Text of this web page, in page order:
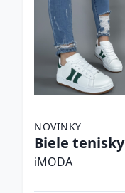
NOVINKY
Biele tenisky
iMODA